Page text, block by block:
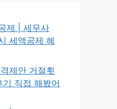
제 | 세무사
세액공제 혜
제안 거절횟
직접 해봤어